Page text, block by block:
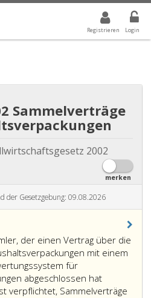
Registrieren Login
WERT IST ALLE
Sammelverträge
2002
merken
der Gesetzgebung: 09.08.2026
der einen Vertrag über die
mit einem
für
abgeschlossen hat
verpflichtet, Sammelverträge